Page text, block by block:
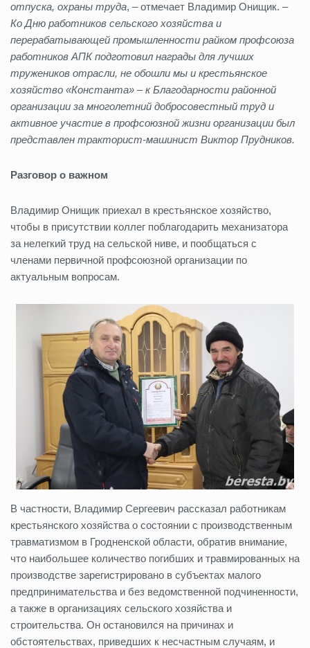
отпуска, охраны труда, – отмечает Владимир Онищик. –
Ко Дню работников сельского хозяйства и
перерабатывающей промышленности райком профсоюза
работников АПК подготовил награды для лучших
тружеников отрасли, не обошли мы и крестьянское
хозяйство «Константа» – к Благодарности районной
организации за многолетний добросовестный труд и
активное участие в профсоюзной жизни организации был
представлен тракторист-машинист Виктор Прудников.
Разговор о важном
Владимир Онищик приехал в крестьянское хозяйство,
чтобы в присутствии коллег поблагодарить механизатора
за нелегкий труд на сельской ниве, и пообщаться с
членами первичной профсоюзной организации по
актуальным вопросам.
В частности, Владимир Сергеевич рассказал работникам
крестьянского хозяйства о состоянии с производственным
травматизмом в Гродненской области, обратив внимание,
что наибольшее количество погибших и травмированных на
производстве зарегистрировано в субъектах малого
предпринимательства и без ведомственной подчиненности,
а также в организациях сельского хозяйства и
строительства. Он остановился на причинах и
обстоятельствах, приведших к несчастным случаям, и